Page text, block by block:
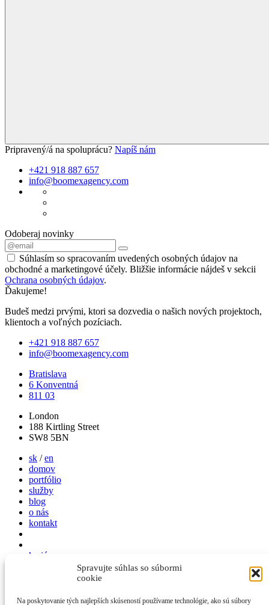
Spravujte súhlas so súbormi
cookie
Na poskytovanie tých najlepších skúseností používame technológie, ako sú súbory
Pripravený/á na spoluprácu? Napíš nám
+421 918 887 657
info@boomexagency.com
Odoberaj novinky
Súhlasím so spracovaním uvedených osobných údajov na
obchodné a marketingové účely. Bližšie informácie nájdeš v sekcii
Ochrana osobných údajov.
Ďakujeme!
Budeš medzi prvými, ktori sa dozvedia o našich nových projektoch,
klientoch a voľných pozíciach.
+421 918 887 657
info@boomexagency.com
Bratislava
6 Konventná
811 03
London
188 Kirtling Street
SW8 5BN
sk /en
domov
portfólio
služby
blog
o nás
kontakt
kariéra
+421 918 887 657